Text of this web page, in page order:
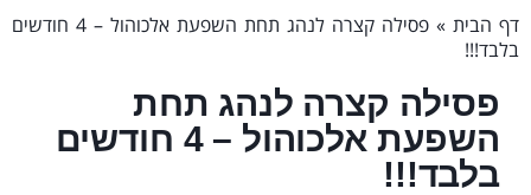
דף הבית »
פסילה קצרה לנהג תחת השפעת אלכוהול – 4 חודשים
בלבד!!!
פסילה קצרה לנהג תחת
השפעת אלכוהול – 4 חודשים
בלבד!!!